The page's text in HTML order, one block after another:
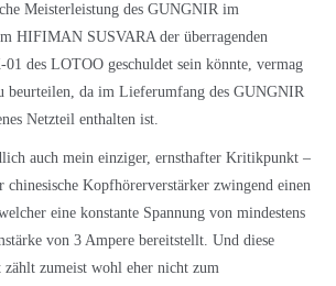
Meisterleistung des GUNGNIR im
HIFIMAN SUSVARA der überragenden
des LOTOO geschuldet sein könnte, vermag
beurteilen, da im Lieferumfang des GUNGNIR
Netzteil enthalten ist.
auch mein einziger, ernsthafter Kritikpunkt –
chinesische Kopfhörerverstärker zwingend einen
eine konstante Spannung von mindestens
von 3 Ampere bereitstellt. Und diese
zählt zumeist wohl eher nicht zum